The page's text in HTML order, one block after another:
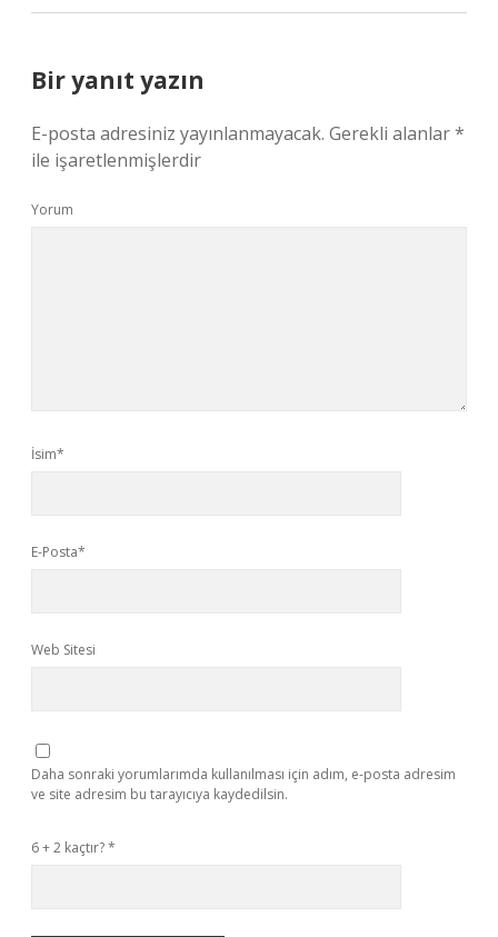
Bir yanıt yazın
E-posta adresiniz yayınlanmayacak. Gerekli alanlar*
ile işaretlenmişlerdir
Yorum
İsim*
E-Posta*
Web Sitesi
Daha sonraki yorumlarımda kullanılması için adım, e-posta adresim
ve site adresim bu tarayıcıya kaydedilsin.
6 + 2 kaçtır?*